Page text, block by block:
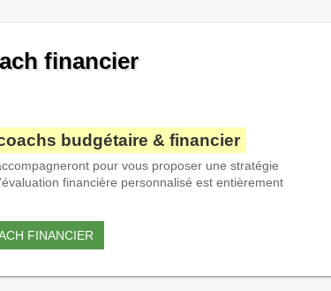
financier
budgétaire & financier
pour vous proposer une stratégie
financière personnalisé est entièrement
FINANCIER